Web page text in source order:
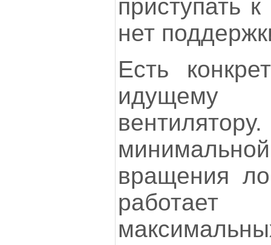
приступать
нет
Есть
идущему
вращения